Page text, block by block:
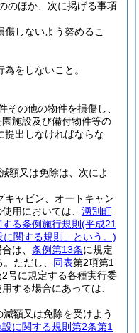
のほか、次に掲げる事項
しないよう努めるこ
をしないこと。
その他の物件を損傷し、
施設及び備付物件等の
提出しなければならな
額又は免除は、次によ
キャビン、オートキャン
用においては、 湧別町
る条例施行規則 (平成21
関する規則」という。)
は、 条例第13条に規定
ただし、 同表第2項第1
号に規定する各種実行委
する場合にあっては、
額又は免除を受けよう
に関する規則第2条第1